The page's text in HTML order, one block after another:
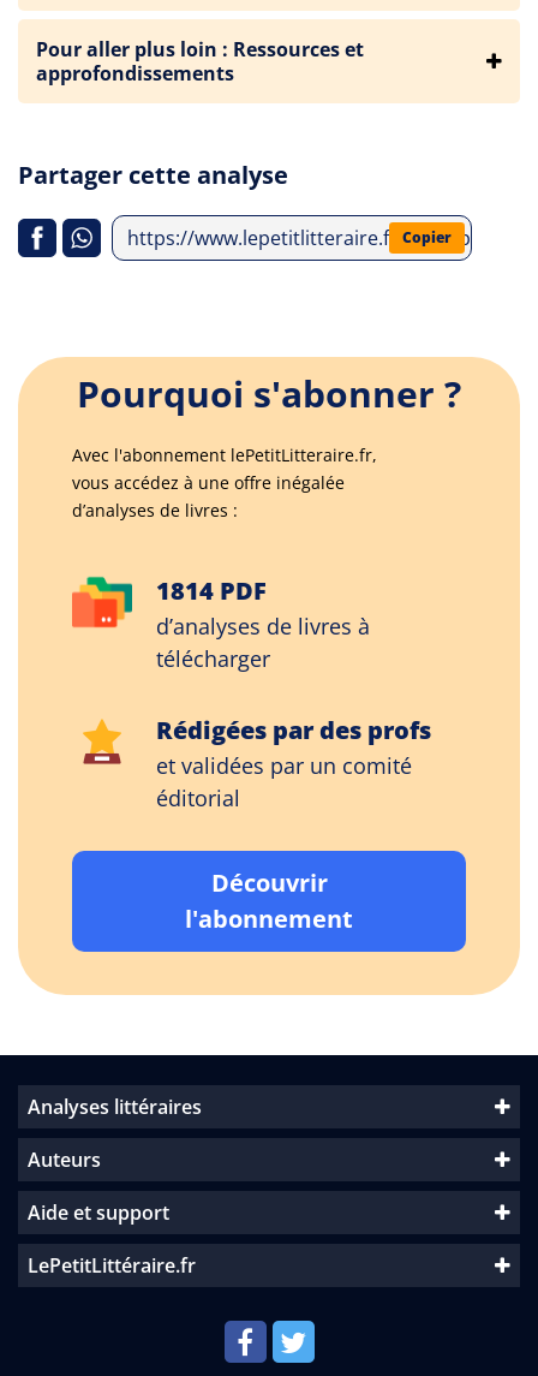
Pour aller plus loin : Ressources et
approfondissements
Partager cette analyse
https://www.lepetitlitteraire.fr/index.php/
Copier
Pourquoi s'abonner ?
Avec l'abonnement lePetitLitteraire.fr,
vous accédez à une offre inégalée
d’analyses de livres :
1814 PDF
d’analyses de livres à
télécharger
Rédigées par des profs
et validées par un comité
éditorial
Découvrir
l'abonnement
Analyses littéraires
Auteurs
Aide et support
LePetitLittéraire.fr